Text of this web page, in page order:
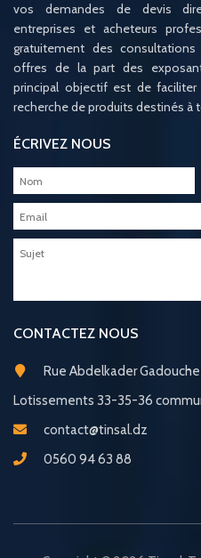
vos demandes de devis
entreprises et acheteurs
gratuitement des
offres de la part des
principal objectif est de
recherche de produits destinés à
ÉCRIVEZ NOUS
CONTACTEZ NOUS
Rue Abdelkader
Lotissements 33-35-36
contact@tinsal.dz
0560 94 63 88